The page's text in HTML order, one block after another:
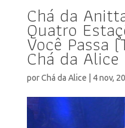
Chá da
Quatro
Você Passa
Chá da
porChá da Alice 4 nov,